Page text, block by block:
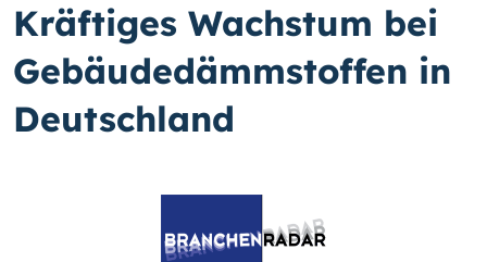
Kräftiges Wachstum bei
Gebäudedämmstoffen in
Deutschland